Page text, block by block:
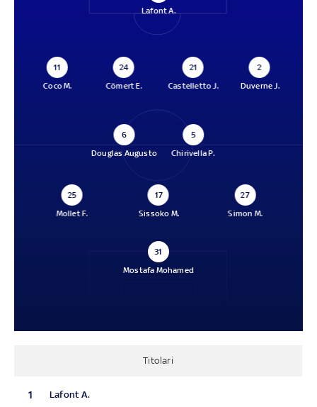
Lafont A.
11
Coco M.
24
Cömert E.
21
Castelletto J.
2
Duverne J.
6
Douglas Augusto
5
Chirivella P.
25
Mollet F.
17
Sissoko M.
27
Simon M.
31
Mostafa Mohamed
Titolari
1 Lafont A.